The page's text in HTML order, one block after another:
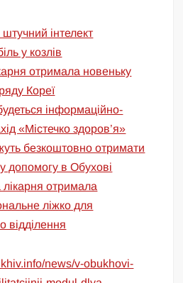
інтелект
у козлів
отримала новеньку
Кореї
інформаційно-
«Містечко здоров’я»
безкоштовно отримати
допомогу в Обухові
лікарня отримала
ліжко для
відділення
news/v-obukhovi-